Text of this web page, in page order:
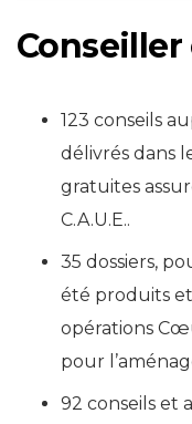
123 conseils
délivrés dans
gratuites
C.A.U.E..
35 dossiers,
été produits et
opérations
pour
92 conseils et